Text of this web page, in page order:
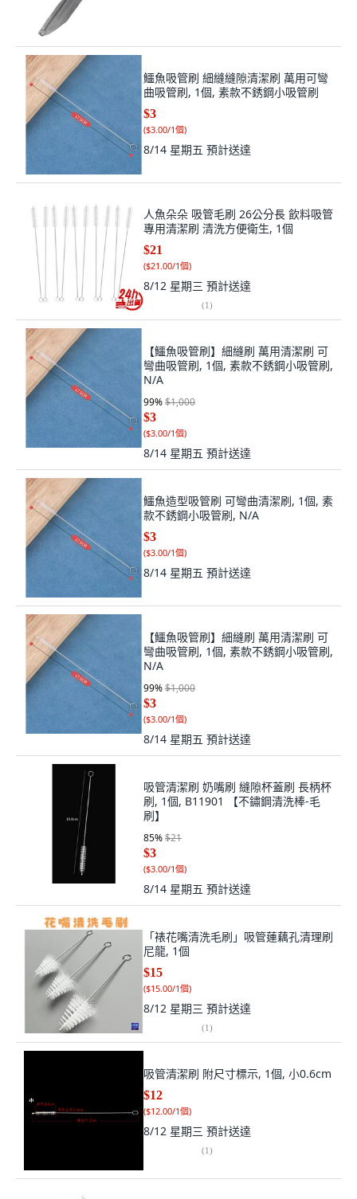
鱷魚吸管刷 細縫縫隙清潔刷 萬用可彎
曲吸管刷, 1個, 素款不銹鋼小吸管刷
$3
($3.00/1個)
8/14 星期五 預計送達
人魚朵朵 吸管毛刷 26公分長 飲料吸管
專用清潔刷 清洗方便衛生, 1個
$21
($21.00/1個)
8/12 星期三 預計送達
(1)
【鱷魚吸管刷】細縫刷 萬用清潔刷 可
彎曲吸管刷, 1個, 素款不銹鋼小吸管刷,
N/A
99%$1,000
$3
($3.00/1個)
8/14 星期五 預計送達
鱷魚造型吸管刷 可彎曲清潔刷, 1個, 素
款不銹鋼小吸管刷, N/A
$3
($3.00/1個)
8/14 星期五 預計送達
【鱷魚吸管刷】細縫刷 萬用清潔刷 可
彎曲吸管刷, 1個, 素款不銹鋼小吸管刷,
N/A
99%$1,000
$3
($3.00/1個)
8/14 星期五 預計送達
吸管清潔刷 奶嘴刷 縫隙杯蓋刷 長柄杯
刷, 1個, B11901 【不鏽鋼清洗棒-毛
刷】
85%$21
$3
($3.00/1個)
8/14 星期五 預計送達
「裱花嘴清洗毛刷」吸管蓮藕孔清理刷
尼龍, 1個
$15
($15.00/1個)
8/12 星期三 預計送達
(1)
吸管清潔刷 附尺寸標示, 1個, 小0.6cm
$12
($12.00/1個)
8/12 星期三 預計送達
(1)